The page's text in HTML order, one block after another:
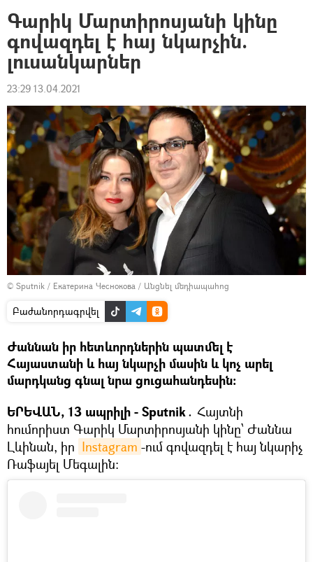
Գարիկ Մարտիրոսյանի կինը
գովազդել է հայ նկարչին.
լուսանկարներ
23:29 13.04.2021
© Sputnik / Екатерина Чеснокова / Անցնել մեդիապահոց
Բաժանորդագրվել
Ժաննան իր հետևորդներին պատմել է
Հայաստանի և հայ նկարչի մասին և կոչ արել
մարդկանց գնալ նրա ցուցահանդեսին։
ԵՐԵՎԱՆ, 13 ապրիլի - Sputnik․ Հայտնի
հումորիստ Գարիկ Մարտիրոսյանի կինը՝ Ժաննա
Լևինան, իր Instagram -ում գովազդել է հայ նկարիչ
Ռաֆայել Մեգալին։